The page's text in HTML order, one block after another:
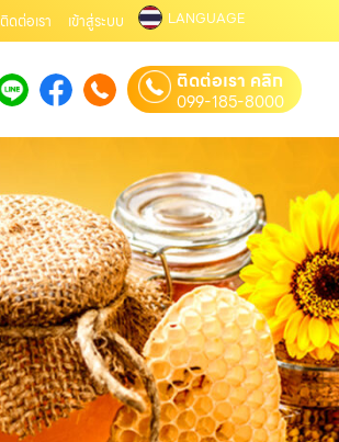
ติดต่อเรา เข้าสู่ระบบ LANGUAGE
ติดต่อเรา คลิก
099-185-8000